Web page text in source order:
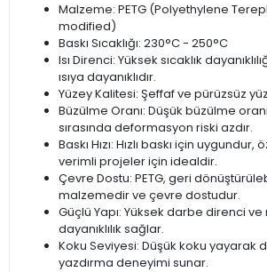
Malzeme: PETG (Polyethylene
modified)
Baskı Sıcaklığı: 230°C - 250°C
Isı Direnci: Yüksek sıcaklık
ısıya dayanıklıdır.
Yüzey Kalitesi: Şeffaf ve pürüzsüz
Büzülme Oranı: Düşük büzülme
sırasında deformasyon riski azdır.
Baskı Hızı: Hızlı baskı için
verimli projeler için idealdir.
Çevre Dostu: PETG, geri
malzemedir ve çevre dostudur.
Güçlü Yapı: Yüksek darbe direnci
dayanıklılık sağlar.
Koku Seviyesi: Düşük koku yayarak
yazdırma deneyimi sunar.